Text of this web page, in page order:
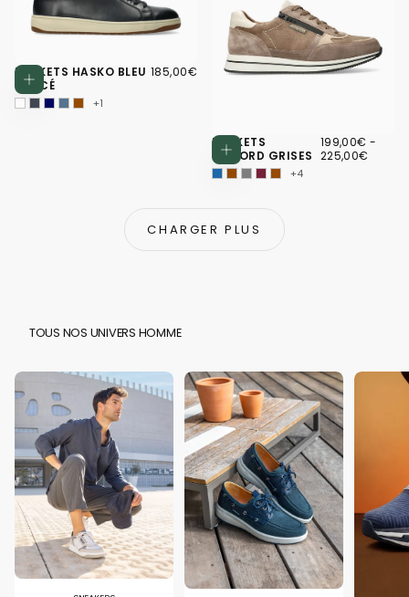
Choisissez des options
BASKETS HASKO BLEU
FONCÉ
185,00€
PRIX
185,00€
+1
Choisissez
BASKETS
GILFORD GRISES
199,00€
PRIX
MINIMUM
199,00€ -
225,00€
+4
CHARGER PLUS
TOUS NOS UNIVERS HOMME